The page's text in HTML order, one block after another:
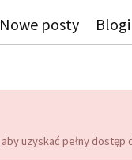
Nowe posty Blogi
aby uzyskać pełny dostęp